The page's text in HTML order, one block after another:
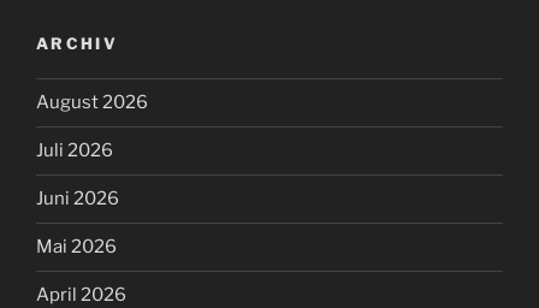
ARCHIV
August 2026
Juli 2026
Juni 2026
Mai 2026
April 2026